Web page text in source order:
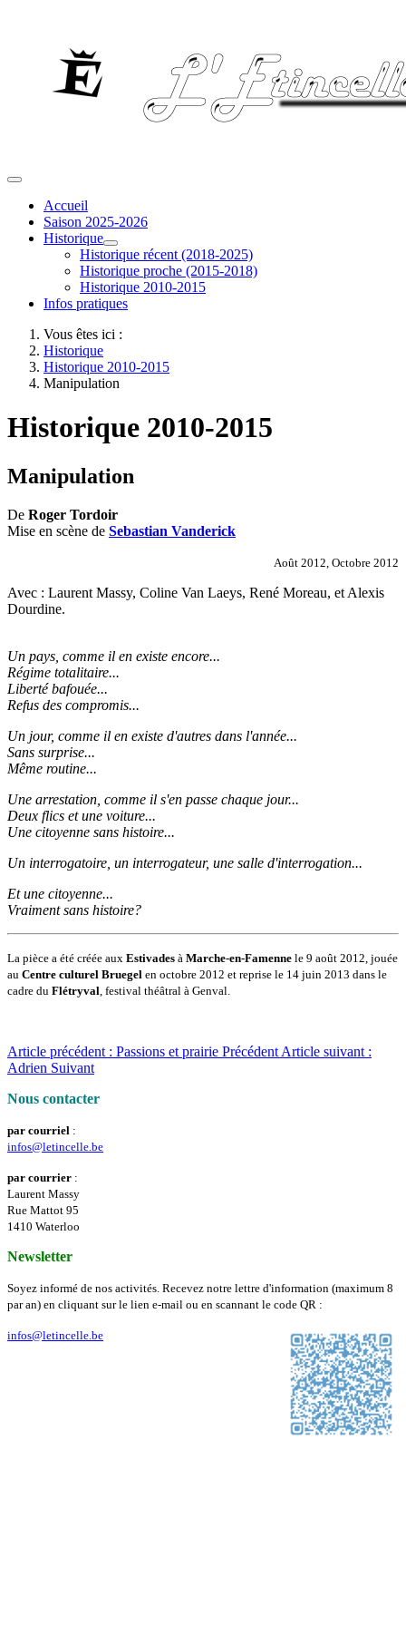
Accueil
Saison 2025-2026
Historique
Historique récent (2018-2025)
Historique proche (2015-2018)
Historique 2010-2015
Infos pratiques
Vous êtes ici :
Historique
Historique 2010-2015
Manipulation
Historique 2010-2015
Manipulation
De Roger Tordoir
Mise en scène de Sebastian Vanderick
Août 2012, Octobre 2012
Avec : Laurent Massy, Coline Van Laeys, René Moreau, et Alexis
Dourdine.
Un pays, comme il en existe encore...
Régime totalitaire...
Liberté bafouée...
Refus des compromis...
Un jour, comme il en existe d'autres dans l'année...
Sans surprise...
Même routine...
Une arrestation, comme il s'en passe chaque jour...
Deux flics et une voiture...
Une citoyenne sans histoire...
Un interrogatoire, un interrogateur, une salle d'interrogation...
Et une citoyenne...
Vraiment sans histoire?
La pièce a été créée aux Estivades à Marche-en-Famenne le 9 août 2012, jouée
au Centre culturel Bruegel en octobre 2012 et reprise le 14 juin 2013 dans le
cadre du Flétryval , festival théâtral à Genval.
Article précédent : Passions et prairie Précédent Article suivant :
Adrien Suivant
Nous contacter
par courriel :
infos@letincelle.be
par courrier :
Laurent Massy
Rue Mattot 95
1410 Waterloo
Newsletter
Soyez informé de nos activités. Recevez notre lettre d'information (maximum 8
par an) en cliquant sur le lien e-mail ou en scannant le code QR :
infos@letincelle.be